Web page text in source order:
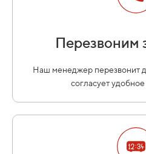
Перезвоним
Наш менеджер перезвонит
согласует